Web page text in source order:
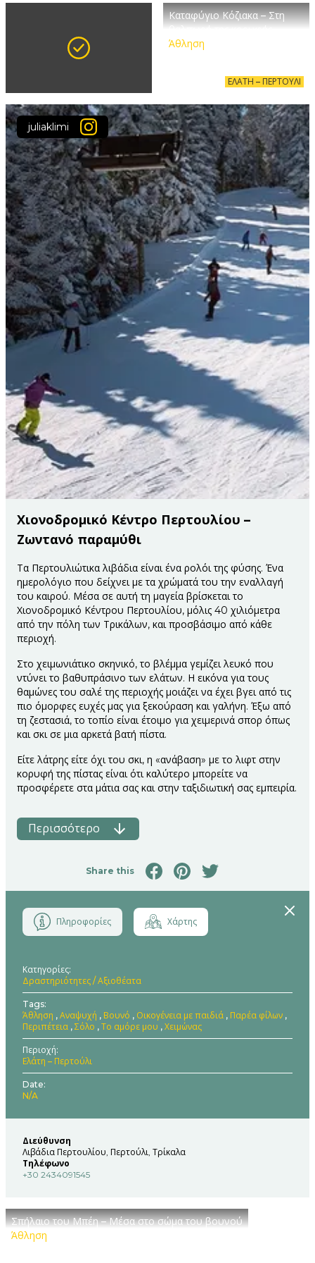
juliaklimi
Χιονοδρομικό Κέντρο Περτουλίου –
Ζωντανό παραμύθι
Τα Περτουλιώτικα λιβάδια είναι ένα ρολόι της φύσης. Ένα
ημερολόγιο που δείχνει με τα χρώματά του την εναλλαγή
του καιρού. Μέσα σε αυτή τη μαγεία βρίσκεται το
Χιονοδρομικό Κέντρου Περτουλίου, μόλις 40 χιλιόμετρα
από την πόλη των Τρικάλων, και προσβάσιμο από κάθε
περιοχή.
Στο χειμωνιάτικο σκηνικό, το βλέμμα γεμίζει λευκό που
ντύνει το βαθυπράσινο των ελάτων. Η εικόνα για τους
θαμώνες του σαλέ της περιοχής μοιάζει να έχει βγει από τις
πιο όμορφες ευχές μας για ξεκούραση και γαλήνη. Έξω από
τη ζεστασιά, το τοπίο είναι έτοιμο για χειμερινά σπορ όπως
και σκι σε μια αρκετά βατή πίστα.
Είτε λάτρης είτε όχι του σκι, η «ανάβαση» με το λιφτ στην
κορυφή της πίστας είναι ότι καλύτερο μπορείτε να
προσφέρετε στα μάτια σας και στην ταξιδιωτική σας εμπειρία.
Περισσότερο
Share this
Close
Πληροφορίες
Χάρτης
Κατηγορίες
Δραστηριότητες / Αξιοθέατα
Tags
Άθληση
Αναψυχή Βουνό Οικογένεια με παιδιά
Παρέα φίλων
Περιπέτεια
Σόλο Το αμόρε μου Χειμώνας
Περιοχή
Ελάτη – Περτούλι
Date
N/A
Διεύθυνση
Λιβάδια Περτουλίου, Περτούλι, Τρίκαλα
Τηλέφωνο
+30 2434091545
Καταφύγιο Κόζιακα – Στη
Άθληση
ΕΛΆΤΗ – ΠΕΡΤΟΎΛΙ
Σπήλαιο του Μπέη – Μέσα στο σώμα του βουνού
Άθληση